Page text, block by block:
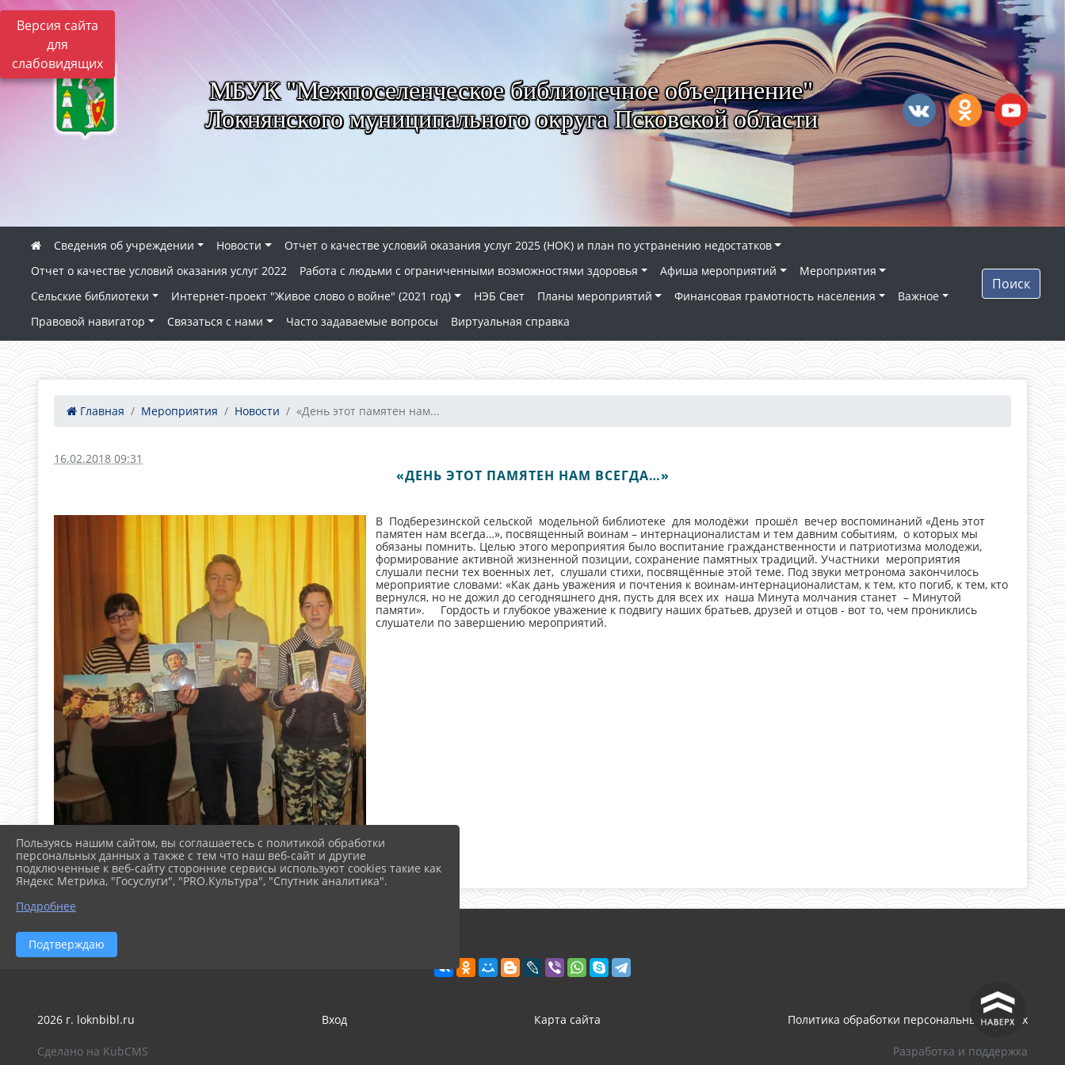
Версия сайта
для
слабовидящих
МБУК "Межпоселенческое библиотечное объединение"
Локнянского муниципального округа Псковской области
Сведения об учреждении Новости
Отчет о качестве условий оказания услуг 2025 (НОК) и план по устранению недостатков
Отчет о качестве условий оказания услуг 2022
Работа с людьми с ограниченными возможностями здоровья Афиша мероприятий
Мероприятия
Сельские библиотеки
Интернет-проект "Живое слово о войне" (2021 год) НЭБ Свет Планы мероприятий Финансовая грамотность населения
Важное
Правовой навигатор
Связаться с нами Часто задаваемые вопросы Виртуальная справка
Поиск
Главная Мероприятия Новости «День этот памятен нам...
16.02.2018 09:31
«ДЕНЬ ЭТОТ ПАМЯТЕН НАМ ВСЕГДА…»
В Подберезинской сельской модельной библиотеке для молодёжи прошёл вечер воспоминаний «День этот
памятен нам всегда…», посвященный воинам – интернационалистам и тем давним событиям, о которых мы
обязаны помнить. Целью этого мероприятия было воспитание гражданственности и патриотизма молодежи,
формирование активной жизненной позиции, сохранение памятных традиций. Участники мероприятия
слушали песни тех военных лет, слушали стихи, посвящённые этой теме. Под звуки метронома закончилось
мероприятие словами: «Как дань уважения и почтения к воинам-интернационалистам, к тем, кто погиб, к тем, кто
вернулся, но не дожил до сегодняшнего дня, пусть для всех их наша Минута молчания станет – Минутой
памяти». Гордость и глубокое уважение к подвигу наших братьев, друзей и отцов - вот то, чем прониклись
слушатели по завершению мероприятий.
^
2026 г. loknbibl.ru Вход Карта сайта Политика обработки персональных данных
Сделано на KubCMS Разработка и поддержка
Пользуясь нашим сайтом, вы соглашаетесь с политикой обработки
персональных данных а также с тем что наш веб-сайт и другие
подключенные к веб-сайту сторонние сервисы используют cookies такие как
Яндекс Метрика, "Госуслуги", "PRO.Культура", "Спутник аналитика".
Подробнее
Подтверждаю